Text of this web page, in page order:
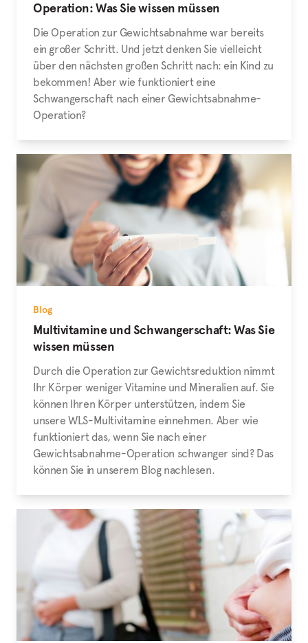
Operation: Was Sie wissen müssen
Die Operation zur Gewichtsabnahme war bereits
ein großer Schritt. Und jetzt denken Sie vielleicht
über den nächsten großen Schritt nach: ein Kind zu
bekommen! Aber wie funktioniert eine
Schwangerschaft nach einer Gewichtsabnahme-
Operation?
Blog
Multivitamine und Schwangerschaft: Was Sie
wissen müssen
Durch die Operation zur Gewichtsreduktion nimmt
Ihr Körper weniger Vitamine und Mineralien auf. Sie
können Ihren Körper unterstützen, indem Sie
unsere WLS-Multivitamine einnehmen. Aber wie
funktioniert das, wenn Sie nach einer
Gewichtsabnahme-Operation schwanger sind? Das
können Sie in unserem Blog nachlesen.